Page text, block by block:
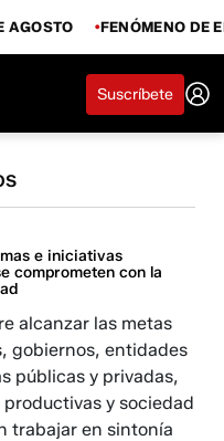
AGOSTO FENÓMENO DE
Suscríbete
e iniciativas
comprometen con la
alcanzar las metas
gobiernos, entidades
públicas y privadas,
y sociedad
trabajar en sintonía